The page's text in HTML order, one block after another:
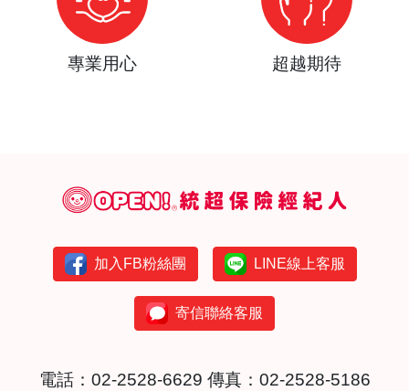
專業用心 超越期待
加入FB粉絲團 LINE線上客服
寄信聯絡客服
電話： 02-2528-6629 傳真：02-2528-5186